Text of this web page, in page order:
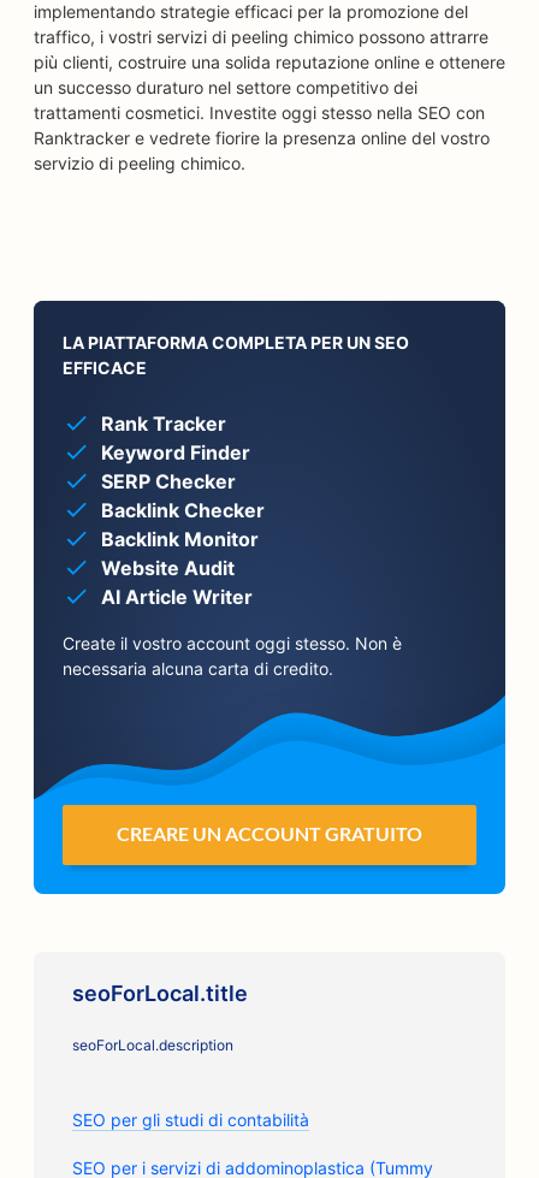
implementando strategie efficaci per la promozione del
traffico, i vostri servizi di peeling chimico possono attrarre
più clienti, costruire una solida reputazione online e ottenere
un successo duraturo nel settore competitivo dei
trattamenti cosmetici. Investite oggi stesso nella SEO con
Ranktracker e vedrete fiorire la presenza online del vostro
servizio di peeling chimico.
LA PIATTAFORMA COMPLETA PER UN SEO
EFFICACE
Rank Tracker
Keyword Finder
SERP Checker
Backlink Checker
Backlink Monitor
Website Audit
AI Article Writer
Create il vostro account oggi stesso. Non è
necessaria alcuna carta di credito.
CREARE UN ACCOUNT GRATUITO
seoForLocal.title
seoForLocal.description
SEO per gli studi di contabilità
SEO per i servizi di addominoplastica (Tummy